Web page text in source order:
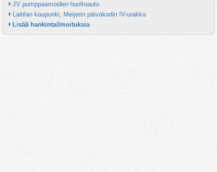
JV pumppaamoiden huoltoauto
Laitilan kaupunki, Meijerin päiväkodin IV-urakka
Lisää hankintailmoituksia